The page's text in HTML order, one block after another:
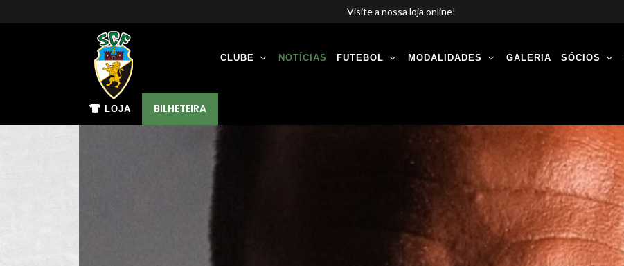
Visite a nossa loja online!
LOJA BILHETEIRA
CLUBE NOTÍCIAS FUTEBOL MODALIDADES GALERIA SÓCIOS